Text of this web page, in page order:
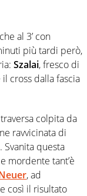
al 3’ con
più tardi però,
Szalai, fresco di
cross dalla fascia
colpita da
ravvicinata di
Svanita questa
mordente tant’è
, ad
così il risultato